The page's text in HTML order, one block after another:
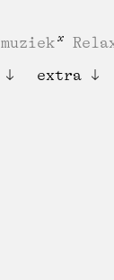
muziek
extra